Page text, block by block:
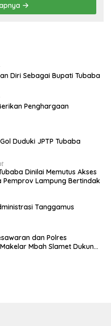
Diri Sebagai Bupati Tubaba
Penghargaan
Duduki JPTP Tubaba
Dinilai Memutus Akses
Pemprov Lampung Bertindak
Tanggamus
dan Polres
Mbah Slamet Dukun